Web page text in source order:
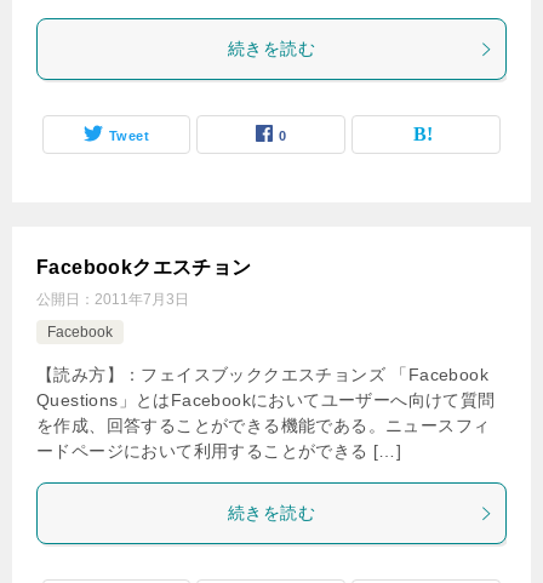
続きを読む
Tweet 0
Facebookクエスチョン
公開日： 2011年7月3日
Facebook
【読み方】：フェイスブッククエスチョンズ 「Facebook
Questions」とはFacebookにおいてユーザーへ向けて質問
を作成、回答することができる機能である。ニュースフィ
ードページにおいて利用することができる […]
続きを読む